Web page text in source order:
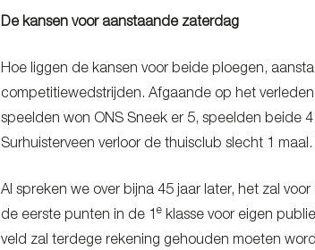
De kansen voor aanstaande zaterdag
Hoe liggen de kansen voor beide ploegen,
competitiewedstrijden. Afgaande op het
speelden won ONS Sneek er 5, speelden beide
Surhuisterveen verloor de thuisclub slecht 1
Al spreken we over bijna 45 jaar later, het zal
de eerste punten in de 1e klasse voor eigen
veld zal terdege rekening gehouden moeten